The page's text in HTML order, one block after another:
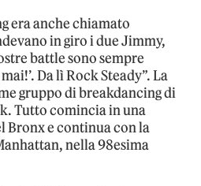
era anche chiamato
in giro i due Jimmy,
battle sono sempre
Da lì Rock Steady”. La
gruppo di breakdancing di
Tutto comincia in una
Bronx e continua con la
nella 98esima